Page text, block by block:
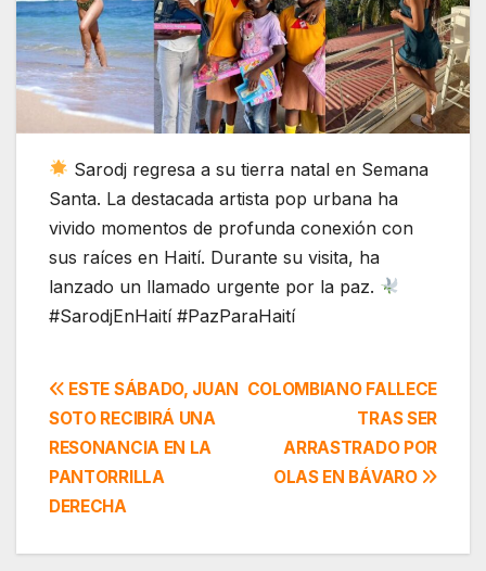
Sarodj regresa a su tierra natal en Semana
Santa. La destacada artista pop urbana ha
vivido momentos de profunda conexión con
sus raíces en Haití. Durante su visita, ha
lanzado un llamado urgente por la paz.
#SarodjEnHaití #PazParaHaití
Navegación
de
entradas
COLOMBIANO FALLECE
TRAS SER
ARRASTRADO POR
OLAS EN BÁVARO
ESTE SÁBADO, JUAN
SOTO RECIBIRÁ UNA
RESONANCIA EN LA
PANTORRILLA
DERECHA